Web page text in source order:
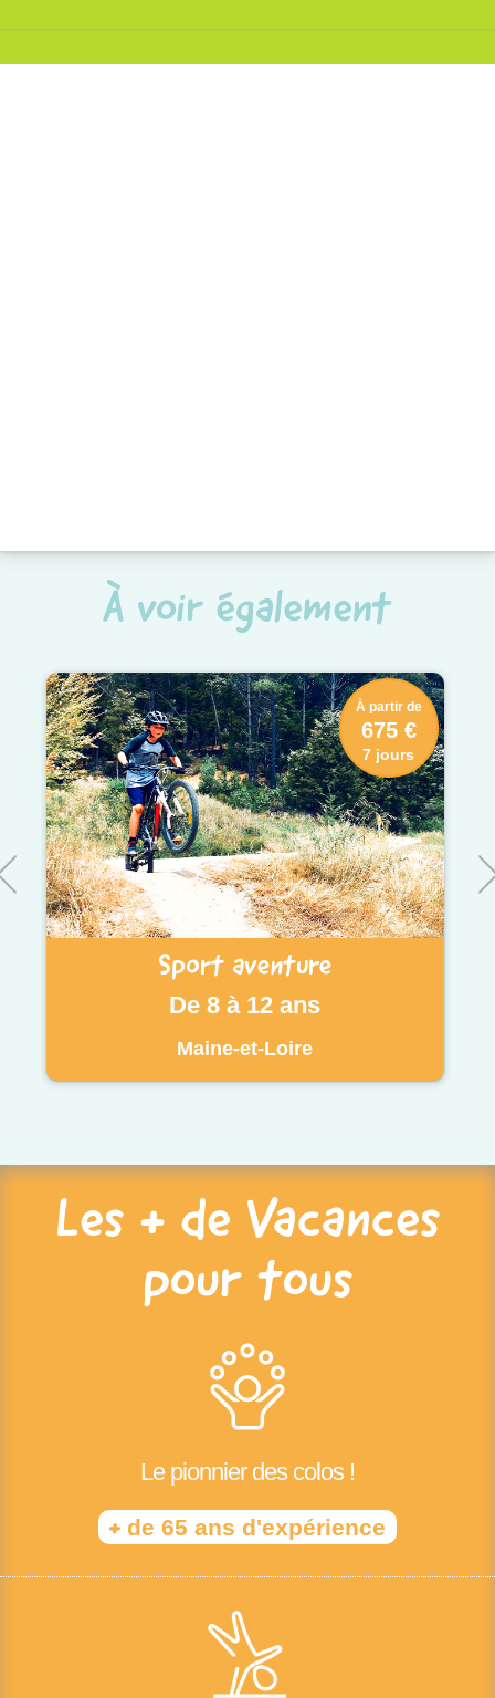
À voir également
Sport aventure
De 8 à 12 ans
Maine-et-Loire
À partir de
675 €
7 jours
Les + de Vacances
pour tous
Le pionnier des colos !
+ de 65 ans d'expérience